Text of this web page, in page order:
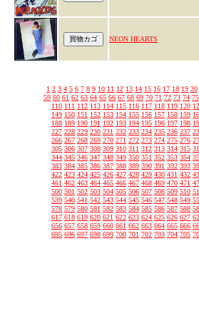
NEON HEARTS
1 2 3 4 5 6 7 8 9 10 11 12 13 14 15 16 17 18 19 20
59 60 61 62 63 64 65 66 67 68 69 70 71 72 73 74 75
110 111 112 113 114 115 116 117 118 119 120
149 150 151 152 153 154 155 156 157 158 159
188 189 190 191 192 193 194 195 196 197 198
227 228 229 230 231 232 233 234 235 236 237
266 267 268 269 270 271 272 273 274 275 276
305 306 307 308 309 310 311 312 313 314 315
344 345 346 347 348 349 350 351 352 353 354
383 384 385 386 387 388 389 390 391 392 393
422 423 424 425 426 427 428 429 430 431 432
461 462 463 464 465 466 467 468 469 470 471
500 501 502 503 504 505 506 507 508 509 510
539 540 541 542 543 544 545 546 547 548 549
578 579 580 581 582 583 584 585 586 587 588
617 618 619 620 621 622 623 624 625 626 627
656 657 658 659 660 661 662 663 664 665 666
695 696 697 698 699 700 701 702 703 704 705